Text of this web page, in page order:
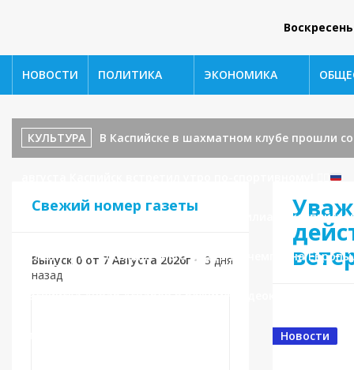
НОВОСТИ ПОЛИТИКА ЭКОНОМИКА
КУЛЬТУРА В Каспийске в шахматном клубе прошли
Каспийска поступило обращение от филиала
СПОРТ От восьмилетнего борца до чемпиона
Свежий номер газеты
Выпуск 0 от 7 Августа 2026г • 3 дня
назад
Новости